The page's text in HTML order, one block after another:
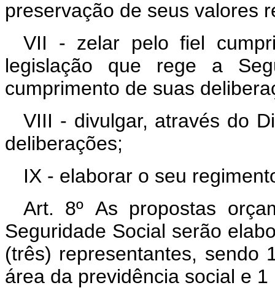
preservação de seus valores
VII - zelar pelo fiel
legislação que rege a
cumprimento de suas
VIII - divulgar, através do
deliberações;
IX - elaborar o seu
Art. 8º As propostas
Seguridade Social serão
(três) representantes,
área da previdência social e